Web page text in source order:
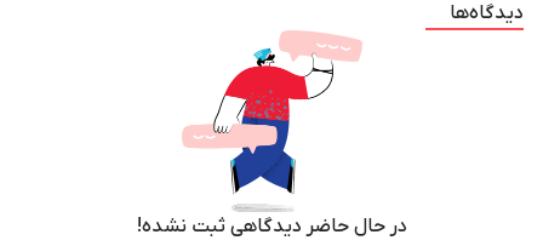
دیدگاه‌ها
در حال حاضر دیدگاهی ثبت نشده!